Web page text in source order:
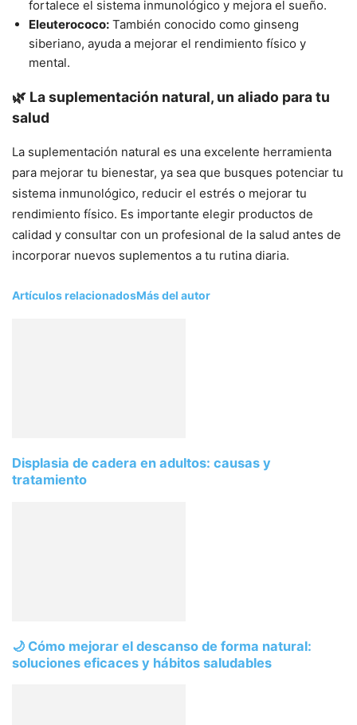
fortalece el sistema inmunológico y mejora el sueño.
Eleuterococo: También conocido como ginseng
siberiano, ayuda a mejorar el rendimiento físico y
mental.
🌿 La suplementación natural, un aliado para tu
salud
La suplementación natural es una excelente herramienta
para mejorar tu bienestar, ya sea que busques potenciar tu
sistema inmunológico, reducir el estrés o mejorar tu
rendimiento físico. Es importante elegir productos de
calidad y consultar con un profesional de la salud antes de
incorporar nuevos suplementos a tu rutina diaria.
Artículos relacionadosMás del autor
Displasia de cadera en adultos: causas y
tratamiento
🌙 Cómo mejorar el descanso de forma natural:
soluciones eficaces y hábitos saludables